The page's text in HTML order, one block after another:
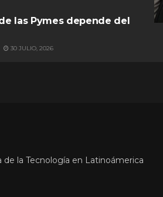
las Pymes depende del
30 JULIO, 2026
de la Tecnología en Latinoámerica